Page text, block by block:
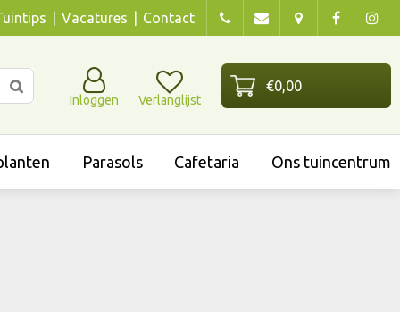
Vacatures Contact
Inloggen Verlanglijst
Parasols Cafetaria Ons tuincentrum